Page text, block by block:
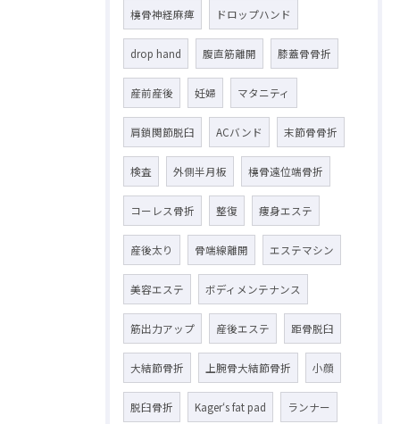
橈骨神経麻痺 ドロップハンド
drop hand 腹直筋離開 膝蓋骨骨折
産前産後 妊婦 マタニティ
肩鎖関節脱臼 ACバンド 末節骨骨折
検査 外側半月板 橈骨遠位端骨折
コーレス骨折 整復 痩身エステ
産後太り 骨端線離開 エステマシン
美容エステ ボディメンテナンス
筋出力アップ 産後エステ 距骨脱臼
大結節骨折 上腕骨大結節骨折 小顔
脱臼骨折 Kager‘s fat pad ランナー